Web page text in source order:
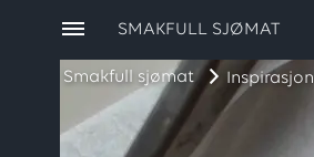
Smakfull sjømat Inspirasjon
SMAKFULL SJØMAT